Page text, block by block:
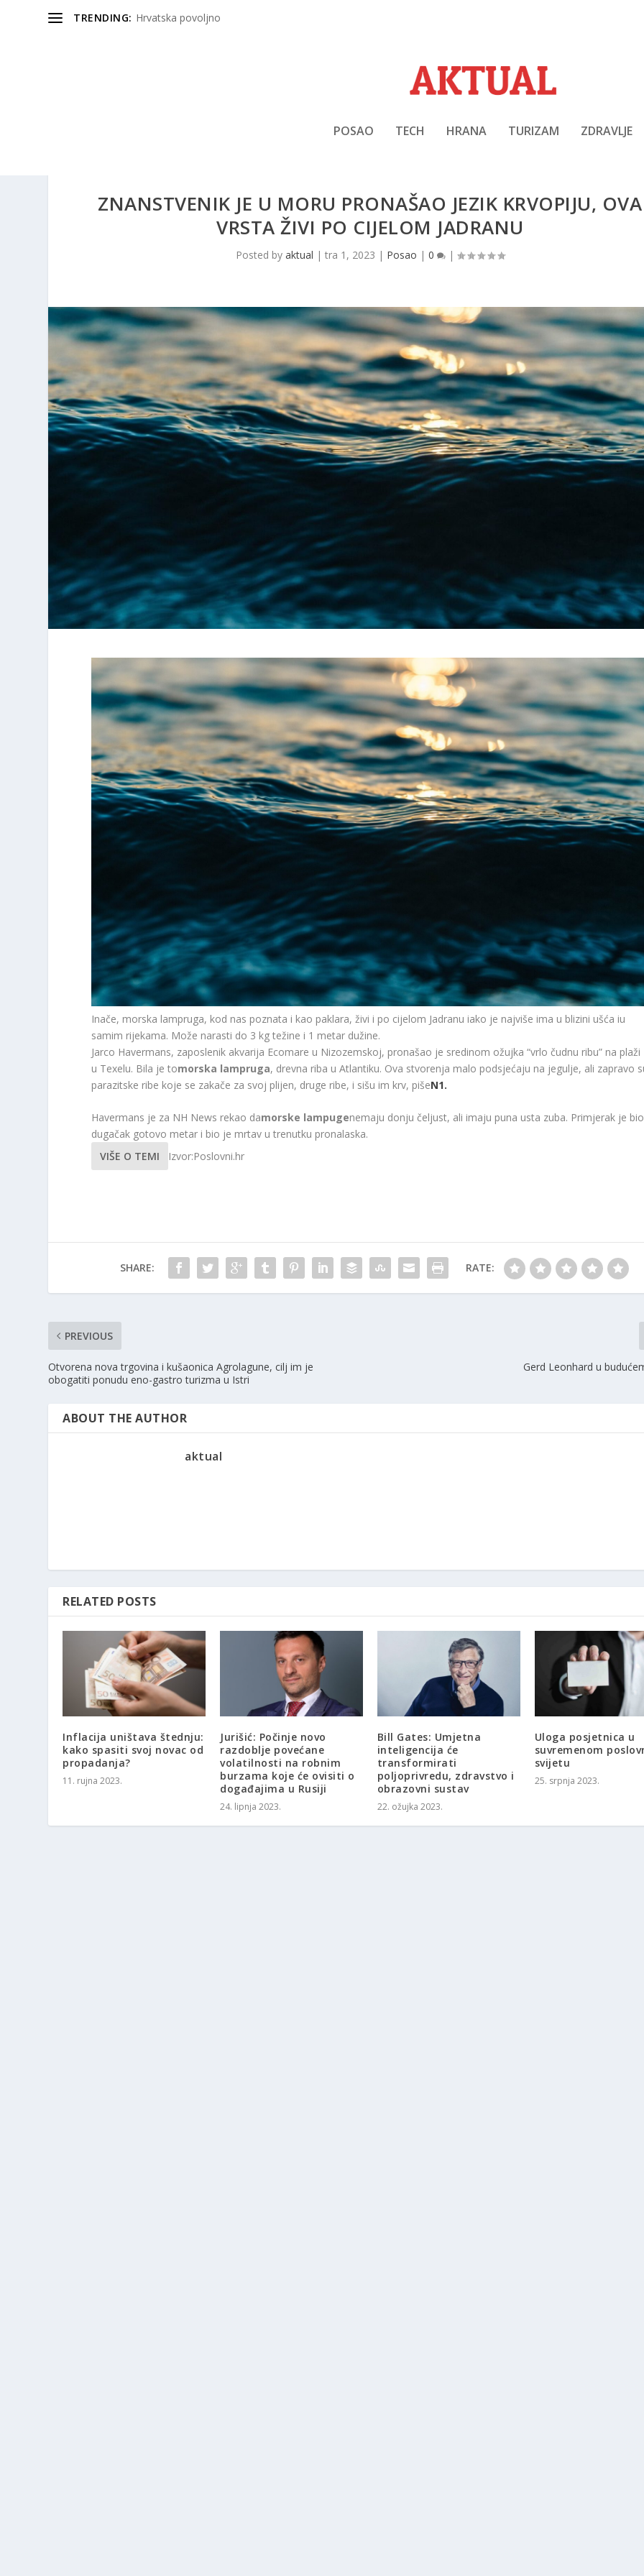
TRENDING: Hrvatska povoljno
POSAO TECH HRANA TURIZAM ZDRAVLJE
ZNANSTVENIK JE U MORU PRONAŠAO JEZIK KRVOPIJU, OVA
VRSTA ŽIVI PO CIJELOM JADRANU
Posted by aktual | tra 1, 2023 | Posao | 0 |
Inače, morska lampruga, kod nas poznata i kao paklara, živi i po cijelom Jadranu iako je najviše ima u blizini ušća iu
samim rijekama. Može narasti do 3 kg težine i 1 metar dužine.
Jarco Havermans, zaposlenik akvarija Ecomare u Nizozemskoj, pronašao je sredinom ožujka “vrlo čudnu ribu” na plaži
u Texelu. Bila je tomorska lampruga, drevna riba u Atlantiku. Ova stvorenja malo podsjećaju na jegulje, ali zapravo
parazitske ribe koje se zakače za svoj plijen, druge ribe, i sišu im krv, pišeN1.
Havermans je za NH News rekao damorske lampugenemaju donju čeljust, ali imaju puna usta zuba. Primjerak je bio
dugačak gotovo metar i bio je mrtav u trenutku pronalaska.
VIŠE O TEMI
Izvor:Poslovni.hr
SHARE: RATE:
PREVIOUS
Otvorena nova trgovina i kušaonica Agrolagune, cilj im je
obogatiti ponudu eno-gastro turizma u Istri
Gerd Leonhard u
ABOUT THE AUTHOR
aktual
RELATED POSTS
Inflacija uništava štednju:
kako spasiti svoj novac od
propadanja?
11. rujna 2023.
Jurišić: Počinje novo
razdoblje povećane
volatilnosti na robnim
burzama koje će ovisiti o
događajima u Rusiji
24. lipnja 2023.
Bill Gates: Umjetna
inteligencija će
transformirati
poljoprivredu, zdravstvo i
obrazovni sustav
22. ožujka 2023.
Uloga posjetnica u
suvremenom
svijetu
25. srpnja 2023.